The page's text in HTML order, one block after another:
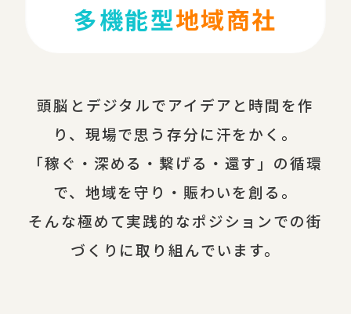
多機能型地域商社
頭脳とデジタルでアイデアと時間を作
り、現場で思う存分に汗をかく。
「稼ぐ・深める・繋げる・還す」の循環
で、地域を守り・賑わいを創る。
そんな極めて実践的なポジションでの街
づくりに取り組んでいます。